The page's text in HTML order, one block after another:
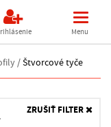
Menu
/Štvorcové tyče
ZRUŠIŤ FILTER